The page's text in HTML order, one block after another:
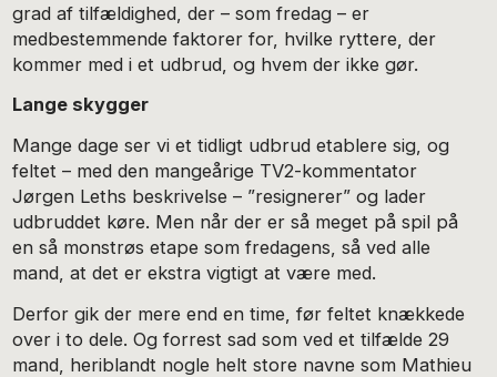
grad af tilfældighed, der – som fredag – er
medbestemmende faktorer for, hvilke ryttere, der
kommer med i et udbrud, og hvem der ikke gør.
Lange skygger
Mange dage ser vi et tidligt udbrud etablere sig, og
feltet – med den mangeårige TV2-kommentator
Jørgen Leths beskrivelse – ”resignerer” og lader
udbruddet køre. Men når der er så meget på spil på
en så monstrøs etape som fredagens, så ved alle
mand, at det er ekstra vigtigt at være med.
Derfor gik der mere end en time, før feltet knækkede
over i to dele. Og forrest sad som ved et tilfælde 29
mand, heriblandt nogle helt store navne som Mathieu